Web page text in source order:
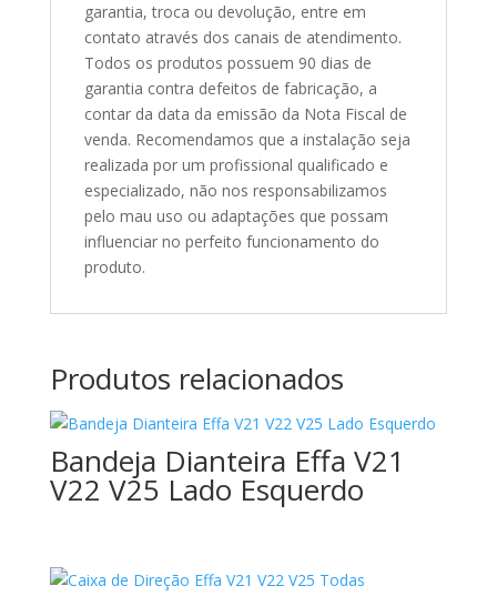
garantia, troca ou devolução, entre em
contato através dos canais de atendimento.
Todos os produtos possuem 90 dias de
garantia contra defeitos de fabricação, a
contar da data da emissão da Nota Fiscal de
venda. Recomendamos que a instalação seja
realizada por um profissional qualificado e
especializado, não nos responsabilizamos
pelo mau uso ou adaptações que possam
influenciar no perfeito funcionamento do
produto.
Produtos relacionados
Bandeja Dianteira Effa V21
V22 V25 Lado Esquerdo